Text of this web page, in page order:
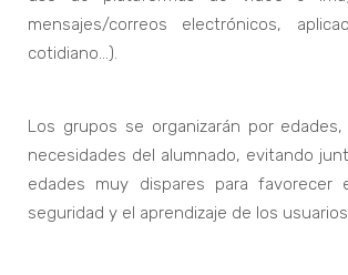
mensajes/correos electrónicos,
cotidiano…).
Los grupos se organizarán por
necesidades del alumnado, evitando
edades muy dispares para favorecer
seguridad y el aprendizaje de los